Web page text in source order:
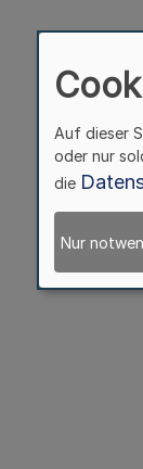
Auf dieser
oder nur
die
Nur